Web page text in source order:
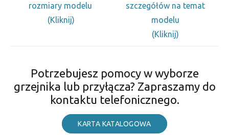
rozmiary modelu
(Kliknij)
szczegółów na temat
modelu
(Kliknij)
Potrzebujesz pomocy w wyborze
grzejnika lub przyłącza? Zapraszamy do
kontaktu telefonicznego.
KARTA KATALOGOWA